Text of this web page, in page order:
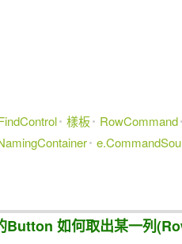
樣板 RowCommand
如何取出某一列